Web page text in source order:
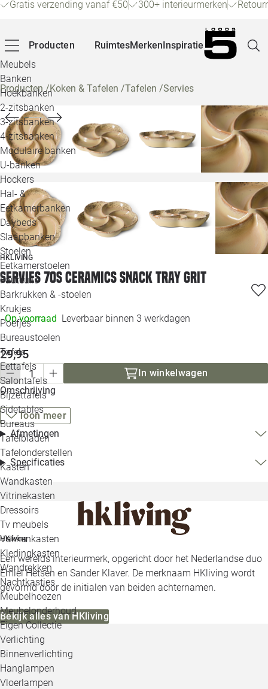
Gratis verzending vanaf €50 300+ interieurmerken
Producten
Meubels
Banken
Hoekbanken
2-zitsbanken
3-zitsbanken
4-zitsbanken
Modulaire banken
U-banken
Hockers
Hal- &
Eetkamerbanken
Daybeds
Slaapbanken
Stoelen
Eetkamerstoelen
Fauteuils
Barkrukken & -stoelen
Krukjes
Poefjes
Bureaustoelen
Tafels
Eettafels
Salontafels
Bijzettafels
Sidetables
Bureaus
Tafelbladen
Tafelonderstellen
Kasten
Wandkasten
Vitrinekasten
Dressoirs
Tv meubels
Vakkenkasten
Kledingkasten
Wandrekken
Nachtkastjes
Meubelhoezen
Meubelonderhoud
Eigen Collectie
Verlichting
Binnenverlichting
Hanglampen
Vloerlampen
RuimtesMerkenInspiratie
Producten/Koken & Tafelen /Tafelen /Servies
HKLIVING
Servies 70s ceramics snack tray Grit
Op voorraad Leverbaar binnen 3 werkdagen
29,95
In winkelwagen
Omschrijving
Toon meer
Afmetingen
Specificaties
HKliving
Een werelds interieurmerk, opgericht door het Nederlandse duo
Emiel Hetsen en Sander Klaver. De merknaam HKliving wordt
gevormd door de initialen van beiden achternamen.
Bekijk alles van HKliving